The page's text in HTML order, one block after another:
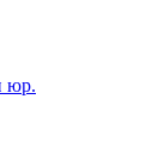
юр.